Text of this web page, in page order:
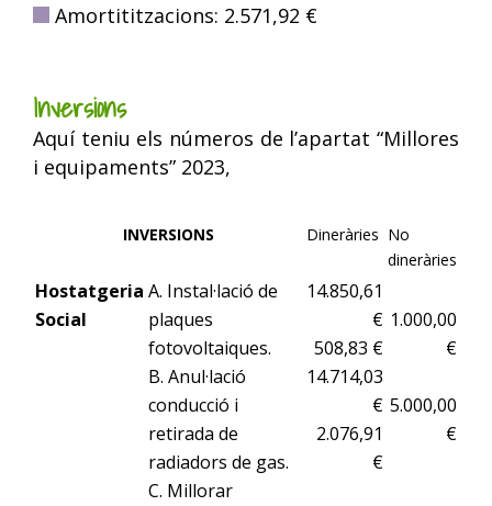
Amortititzacions: 2.571,92 €
Inversions
Aquí teniu els números de l’apartat “Millores
i equipaments” 2023,
INVERSIONS Dineràries No
dineràries
Hostatgeria
Social
A. Instal·lació de
plaques
fotovoltaiques.
B. Anul·lació
conducció i
retirada de
radiadors de gas.
C. Millorar
14.850,61
€
508,83 €
14.714,03
€
2.076,91
€
1.000,00
€
5.000,00
€